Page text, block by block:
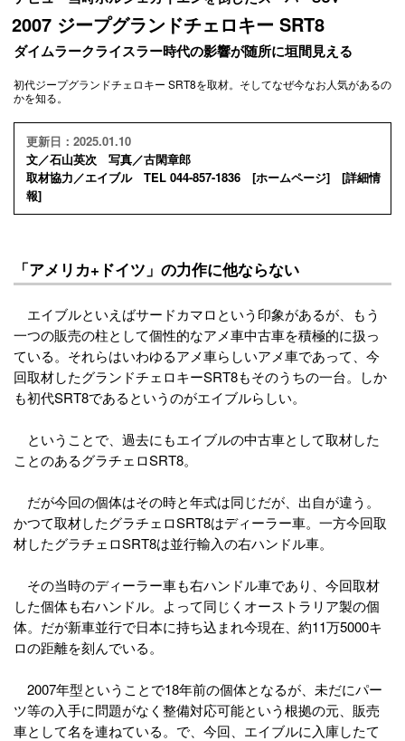
2007 ジープグランドチェロキー SRT8
ダイムラークライスラー時代の影響が随所に垣間見える
初代ジープグランドチェロキー SRT8を取材。そしてなぜ今なお人気があるの
かを知る。
更新日：2025.01.10
文／石山英次 写真／古閑章郎
取材協力／エイブル TEL 044-857-1836 [ホームページ] [詳細情
報]
「アメリカ+ドイツ」の力作に他ならない
エイブルといえばサードカマロという印象があるが、もう
一つの販売の柱として個性的なアメ車中古車を積極的に扱っ
ている。それらはいわゆるアメ車らしいアメ車であって、今
回取材したグランドチェロキーSRT8もそのうちの一台。しか
も初代SRT8であるというのがエイブルらしい。
ということで、過去にもエイブルの中古車として取材した
ことのあるグラチェロSRT8。
だが今回の個体はその時と年式は同じだが、出自が違う。
かつて取材したグラチェロSRT8はディーラー車。一方今回取
材したグラチェロSRT8は並行輸入の右ハンドル車。
その当時のディーラー車も右ハンドル車であり、今回取材
した個体も右ハンドル。よって同じくオーストラリア製の個
体。だが新車並行で日本に持ち込まれ今現在、約11万5000キ
ロの距離を刻んでいる。
2007年型ということで18年前の個体となるが、未だにパー
ツ等の入手に問題がなく整備対応可能という根拠の元、販売
車として名を連ねている。で、今回、エイブルに入庫したて